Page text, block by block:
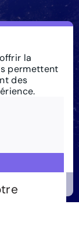
la
permettent
des